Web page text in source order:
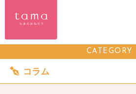
CATEGORY
コラム